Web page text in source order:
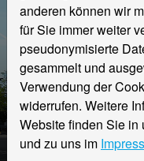
Aktuelle
Hochschule
anderen können wir
für Sie immer weiter
pseudonymisierte
gesammelt und
Verwendung der
widerrufen. Weitere
Website finden Sie in
und zu uns im